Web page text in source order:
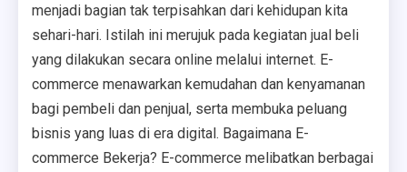
menjadi bagian tak terpisahkan dari kehidupan kita
sehari-hari. Istilah ini merujuk pada kegiatan jual beli
yang dilakukan secara online melalui internet. E-
commerce menawarkan kemudahan dan kenyamanan
bagi pembeli dan penjual, serta membuka peluang
bisnis yang luas di era digital. Bagaimana E-
commerce Bekerja? E-commerce melibatkan berbagai